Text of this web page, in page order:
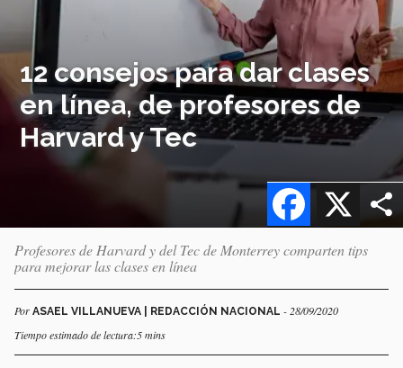
12 consejos para dar clases
en línea, de profesores de
Harvard y Tec
X
Facebook
Profesores de Harvard y del Tec de Monterrey comparten tips
para mejorar las clases en línea
Por ASAEL VILLANUEVA | REDACCIÓN NACIONAL - 28/09/2020
Tiempo estimado de lectura:5 mins